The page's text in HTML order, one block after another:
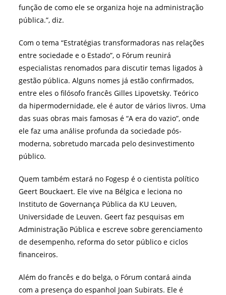
função de como ele se organiza hoje na administração
pública.”, diz.
Com o tema “Estratégias transformadoras nas relações
entre sociedade e o Estado”, o Fórum reunirá
especialistas renomados para discutir temas ligados à
gestão pública. Alguns nomes já estão confirmados,
entre eles o filósofo francês Gilles Lipovetsky. Teórico
da hipermodernidade, ele é autor de vários livros. Uma
das suas obras mais famosas é “A era do vazio”, onde
ele faz uma análise profunda da sociedade pós-
moderna, sobretudo marcada pelo desinvestimento
público.
Quem também estará no Fogesp é o cientista político
Geert Bouckaert. Ele vive na Bélgica e leciona no
Instituto de Governança Pública da KU Leuven,
Universidade de Leuven. Geert faz pesquisas em
Administração Pública e escreve sobre gerenciamento
de desempenho, reforma do setor público e ciclos
financeiros.
Além do francês e do belga, o Fórum contará ainda
com a presença do espanhol Joan Subirats. Ele é